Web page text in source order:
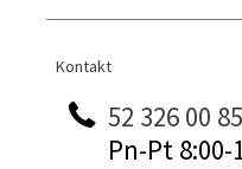
Kontakt
Kontakt
52 326 00 85
Pn-Pt 8:00-